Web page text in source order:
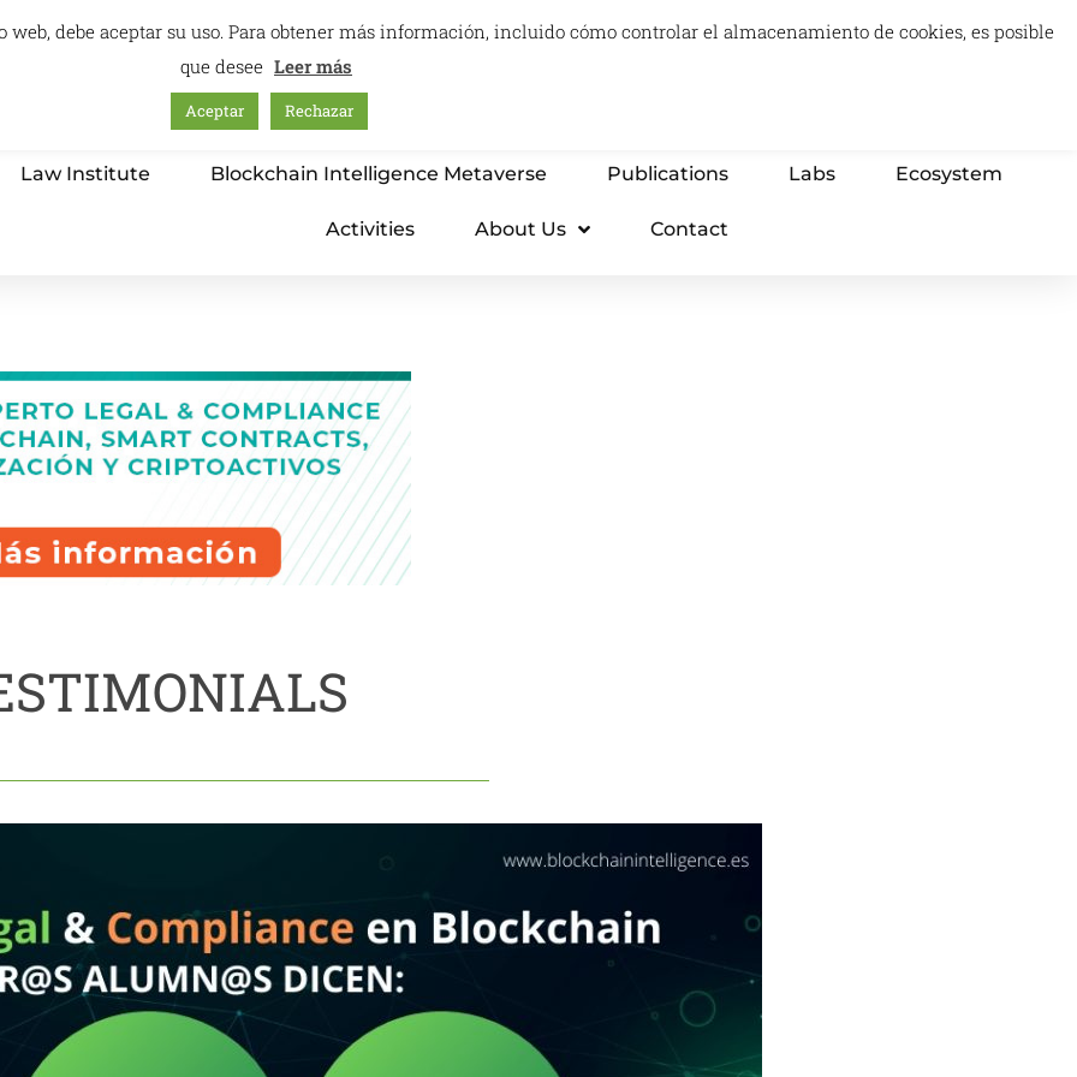
0
Carrito
Education – International Center
Law Institute Blockchain Intelligence Metaverse Publications Labs Ecosystem
Activities About Us Contact
debe aceptar su uso. Para obtener más información, incluido cómo controlar el almacenamiento de cookies, es posible
que desee Leer más
Aceptar Rechazar